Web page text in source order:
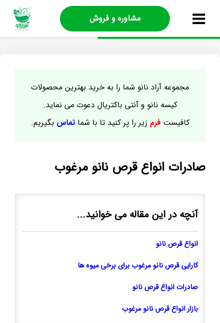
مشاوره و فروش
مجموعه آراد نانو شما را به خرید بهترین محصولات
کیسه نانو و آنتی باکتریال دعوت می نماید.
کافیستفرم زیر را پر کنید تا با شماتماس بگیریم.
صادرات انواع قرص نانو مرغوب
آنچه در این مقاله می خوانید...
انواع قرص نانو
کارایی قرص نانو مرغوب برای برخی میوه ها
صادرات انواع قرص نانو
بازار انواع قرص نانو مرغوب